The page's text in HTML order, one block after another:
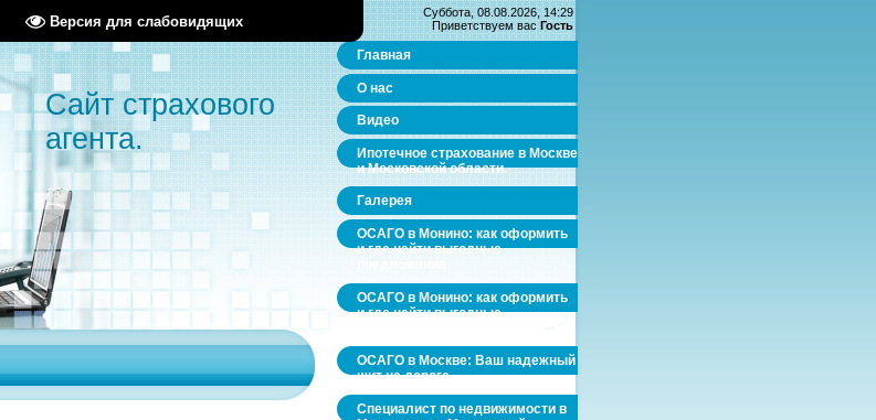
Версия для слабовидящих
Сайт страхового
агента.
Суббота, 08.08.2026, 14:29
Приветствуем вас Гость
Главная
О нас
Видео
Ипотечное страхование в Москве
и Московской области.
Галерея
ОСАГО в Монино: как оформить
и где найти выгодные
ОСАГО в Монино: как оформить
и где найти выгодные
ОСАГО в Москве: Ваш надежный
щит на дороге
Специалист по недвижимости в